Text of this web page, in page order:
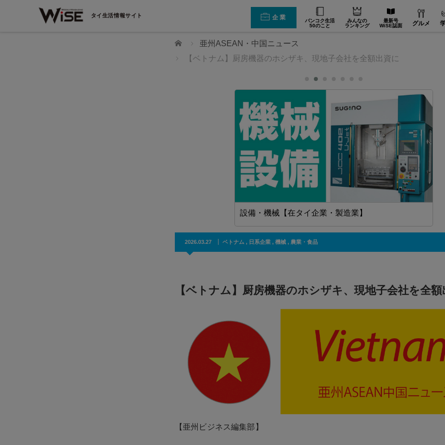
タイ生活情報サイト 企業
バンコク生活
50のこと
みんなの
ランキング
最新号
WiSE誌面
グルメ
ホーム
亜州ASEAN・中国ニュース
【ベトナム】厨房機器のホシザキ、現地子会社を全額出資に
設備・機械【在タイ企業・製造業】
2026.03.27 ベトナム 日系企業 機械 農業・食品
【ベトナム】厨房機器のホシザキ、現地子会社を全
【亜州ビジネス編集部】